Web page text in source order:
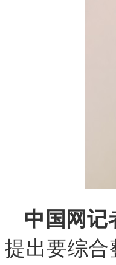
中国网记
提出要综合